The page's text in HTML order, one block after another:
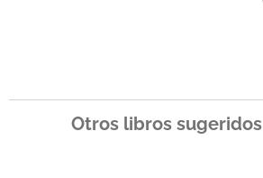
Otros libros sugeridos